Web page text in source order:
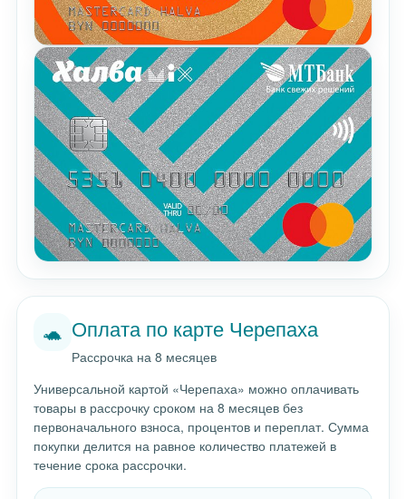
🐢 Оплата по карте Черепаха
Рассрочка на 8 месяцев
Универсальной картой «Черепаха» можно оплачивать
товары в рассрочку сроком на 8 месяцев без
первоначального взноса, процентов и переплат. Сумма
покупки делится на равное количество платежей в
течение срока рассрочки.